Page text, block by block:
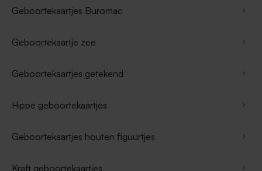
Geboortekaartjes Buromac
Geboortekaartje zee
Geboortekaartjes getekend
Hippe geboortekaartjes
Geboortekaartjes houten figuurtjes
Kraft geboortekaartjes